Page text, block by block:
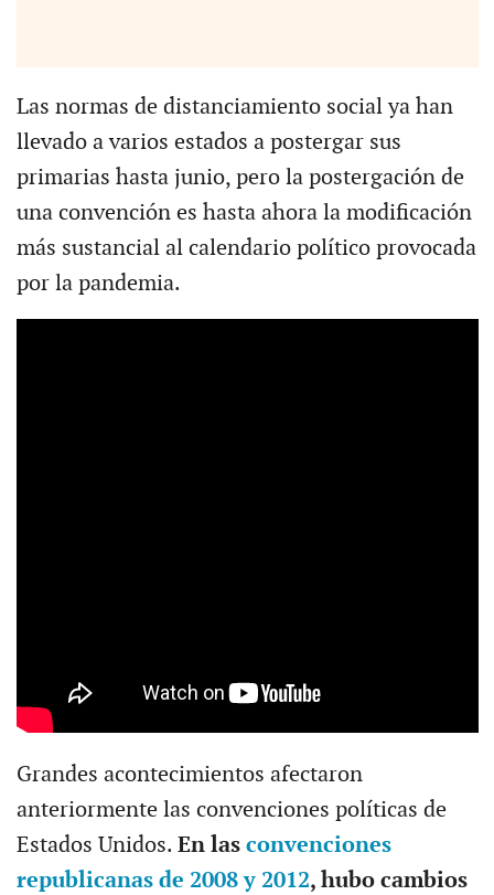
Las normas de distanciamiento social ya han
llevado a varios estados a postergar sus
primarias hasta junio, pero la postergación de
una convención es hasta ahora la modificación
más sustancial al calendario político provocada
por la pandemia.
Grandes acontecimientos afectaron
anteriormente las convenciones políticas de
Estados Unidos. En las convenciones
republicanas de 2008 y 2012, hubo cambios